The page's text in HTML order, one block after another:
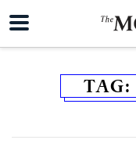
TAG: